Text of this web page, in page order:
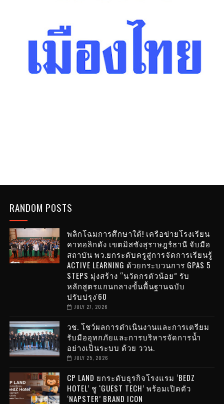
RANDOM POSTS
พลิกโฉมการศึกษาใต้! เครือข่ายโรงเรียน
คาทอลิกดัง เขตมิสซังสุราษฎร์ธานี จับมือ
สถาบัน พว.ยกระดับครูสู่การจัดการเรียนรู้
ACTIVE LEARNING ด้วยกระบวนการ GPAS 5
STEPS มุ่งสร้าง “นวัตกรตัวน้อย” รับ
หลักสูตรแกนกลางขั้นพื้นฐานฉบับ
ปรับปรุง'60
JULY 27, 2026
วช. โชว์ผลการดำเนินงานและการเตรียม
รับมืออุทกภัยและการบริหารจัดการน้ำ
อย่างเป็นระบบ ด้วย ววน.
JULY 25, 2026
CP LAND ยกระดับธุรกิจโรงแรม ‘BEDZ
HOTEL’ ชู ‘GUEST TECH’ พร้อมเปิดตัว
‘NAPSTER’ BRAND ICON